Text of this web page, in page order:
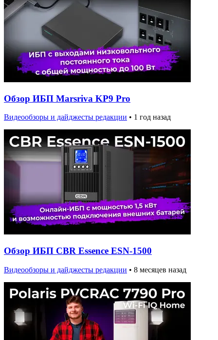
Обзор ИБП Marsriva KP9 Pro
Видеообзоры и дайджесты редакции • 1 год назад
Обзор ИБП CBR Essence ESN-1500
Видеообзоры и дайджесты редакции • 8 месяцев назад